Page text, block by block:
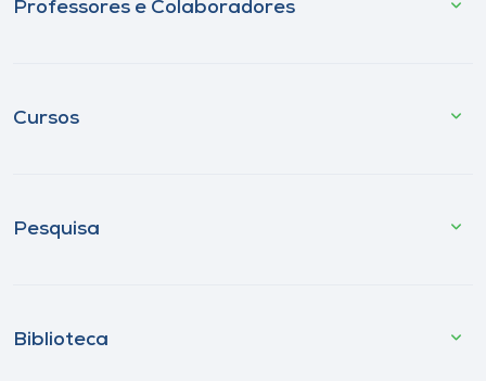
Professores e Colaboradores
Cursos
Pesquisa
Biblioteca